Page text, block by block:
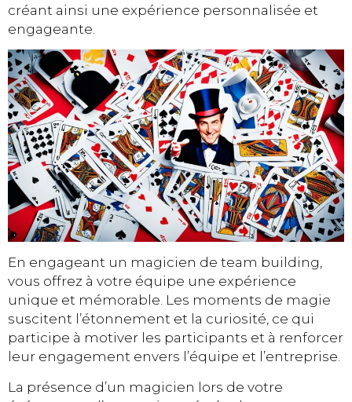
créant ainsi une expérience personnalisée et
engageante.
En engageant un magicien de team building,
vous offrez à votre équipe une expérience
unique et mémorable. Les moments de magie
suscitent l’étonnement et la curiosité, ce qui
participe à motiver les participants et à renforcer
leur engagement envers l’équipe et l’entreprise.
La présence d’un magicien lors de votre